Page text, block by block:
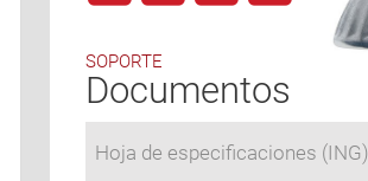
SOPORTE
Documentos
Hoja de especificaciones (ING)